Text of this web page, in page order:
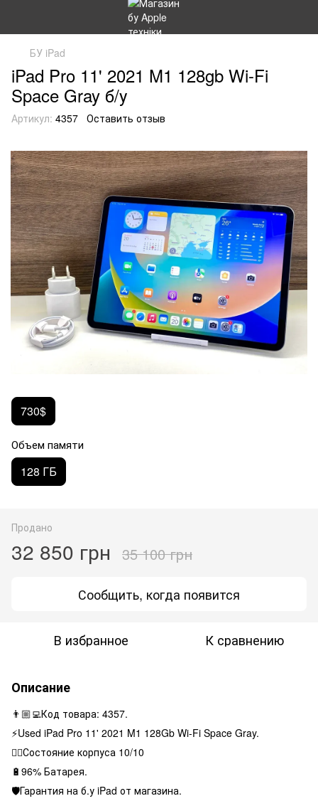
БУ iPad
iPad Pro 11' 2021 M1 128gb Wi-Fi
Space Gray б/у
Артикул: 4357 Оставить отзыв
730$
Объем памяти
128 ГБ
Продано
32 850 грн 35 100 грн
Сообщить, когда появится
В избранное К сравнению
Описание
👨🏼‍💻Код товара: 4357.
⚡️Used iPad Pro 11' 2021 M1 128Gb Wi-Fi Space Gray.
👌🏻Состояние корпуса 10/10
🔋96% Батарея.
🛡Гарантия на б.у iPad от магазина.